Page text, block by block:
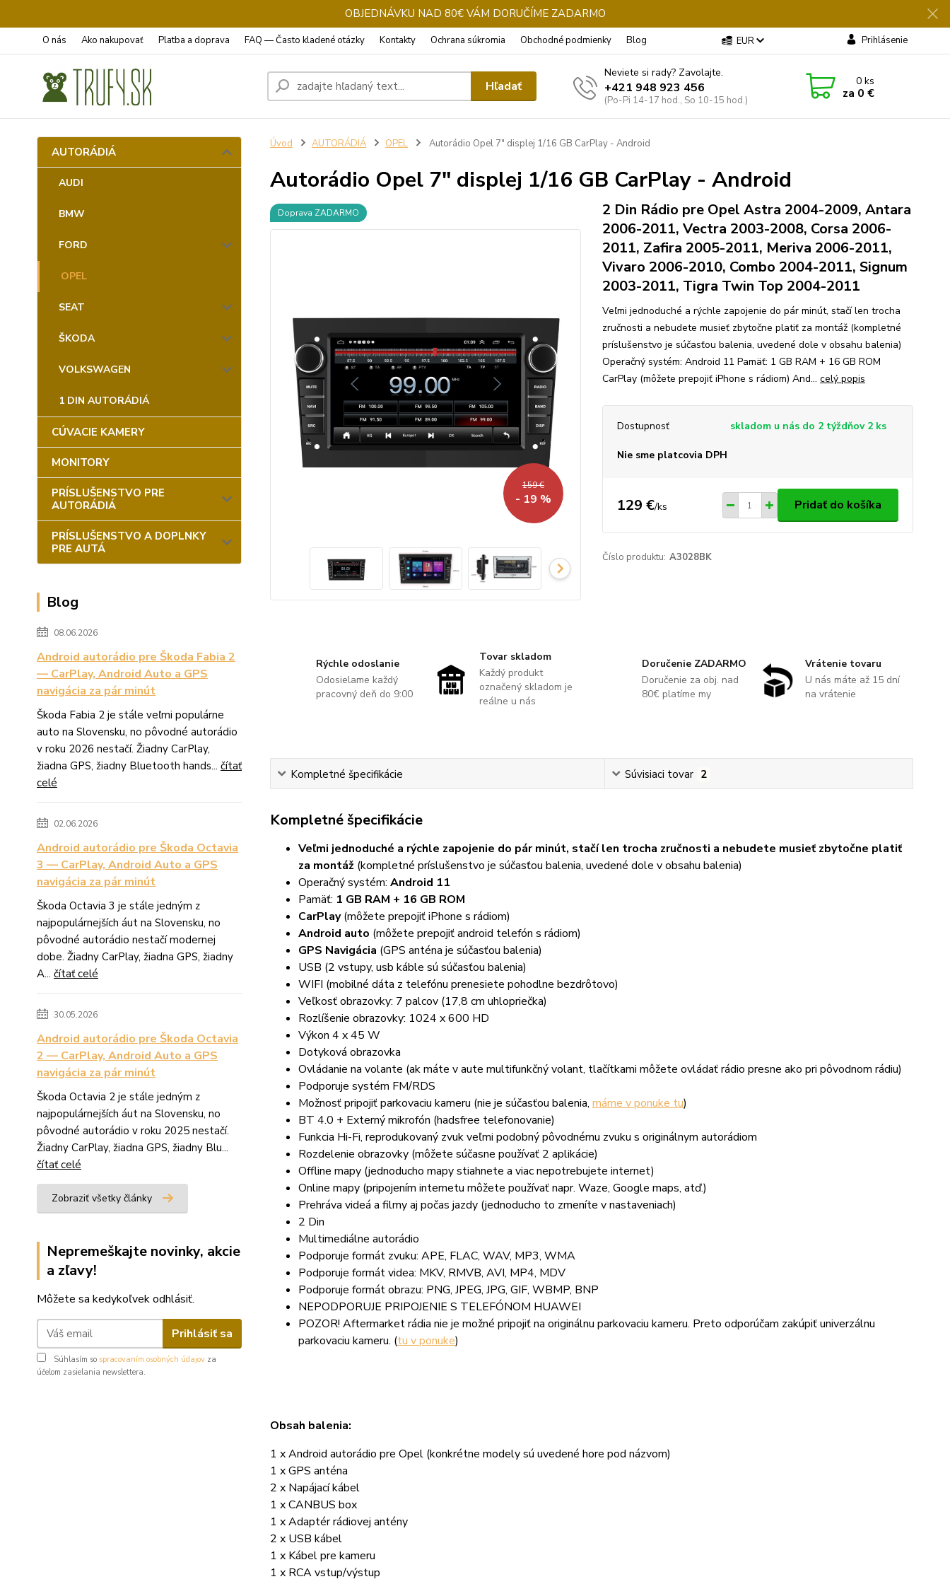
OBJEDNÁVKU NAD 80€ VÁM DORUČÍME ZADARMO
O nás Ako nakupovať Platba a doprava FAQ — Často kladené otázky Kontakty Ochrana súkromia Obchodné podmienky Blog EUR Prihlásenie
Hľadať
Neviete si rady? Zavolajte.
+421 948 923 456
(Po-Pi 14-17 hod., So 10-15 hod.)
0ks
za 0 €
AUTORÁDIÁ
AUDI
BMW
FORD
OPEL
SEAT
ŠKODA
VOLKSWAGEN
1 DIN AUTORÁDIÁ
CÚVACIE KAMERY
MONITORY
PRÍSLUŠENSTVO PRE
AUTORÁDIÁ
PRÍSLUŠENSTVO A DOPLNKY
PRE AUTÁ
Blog
08.06.2026
Android autorádio pre Škoda Fabia 2
— CarPlay, Android Auto a GPS
navigácia za pár minút
Škoda Fabia 2 je stále veľmi populárne
auto na Slovensku, no pôvodné autorádio
v roku 2026 nestačí. Žiadny CarPlay,
žiadna GPS, žiadny Bluetooth hands... čítať
celé
02.06.2026
Android autorádio pre Škoda Octavia
3 — CarPlay, Android Auto a GPS
navigácia za pár minút
Škoda Octavia 3 je stále jedným z
najpopulárnejších áut na Slovensku, no
pôvodné autorádio nestačí modernej
dobe. Žiadny CarPlay, žiadna GPS, žiadny
A... čítať celé
30.05.2026
Android autorádio pre Škoda Octavia
2 — CarPlay, Android Auto a GPS
navigácia za pár minút
Škoda Octavia 2 je stále jedným z
najpopulárnejších áut na Slovensku, no
pôvodné autorádio v roku 2025 nestačí.
Žiadny CarPlay, žiadna GPS, žiadny Blu...
čítať celé
Zobraziť všetky články
Nepremeškajte novinky, akcie
a zľavy!
Môžete sa kedykoľvek odhlásiť.
Prihlásiť sa
Súhlasím so spracovaním osobných údajov za
účelom zasielania newslettera.
Úvod AUTORÁDIÁ OPEL Autorádio Opel 7" displej 1/16 GB CarPlay - Android
Autorádio Opel 7" displej 1/16 GB CarPlay - Android
Doprava ZADARMO
159 €
- 19 %
2 Din Rádio pre Opel Astra 2004-2009, Antara
2006-2011, Vectra 2003-2008, Corsa 2006-
2011, Zafira 2005-2011, Meriva 2006-2011,
Vivaro 2006-2010, Combo 2004-2011, Signum
2003-2011, Tigra Twin Top 2004-2011
Veľmi jednoduché a rýchle zapojenie do pár minút, stačí len trocha
zručnosti a nebudete musieť zbytočne platiť za montáž (kompletné
príslušenstvo je súčasťou balenia, uvedené dole v obsahu balenia)
Operačný systém: Android 11 Pamäť: 1 GB RAM + 16 GB ROM
CarPlay (môžete prepojiť iPhone s rádiom) And... celý popis
Dostupnosť skladom u nás do 2 týždňov 2 ks
Nie sme platcovia DPH
129 €/ks Pridať do košíka
Číslo produktu: A3028BK
Rýchle odoslanie
Odosielame každý
pracovný deň do 9:00
Tovar skladom
Každý produkt
označený skladom je
reálne u nás
Doručenie ZADARMO
Doručenie za obj. nad
80€ platíme my
Vrátenie tovaru
U nás máte až 15 dní
na vrátenie
Kompletné špecifikácie Súvisiaci tovar 2
Kompletné špecifikácie
Veľmi jednoduché a rýchle zapojenie do pár minút, stačí len trocha zručnosti a nebudete musieť zbytočne platiť
za montáž(kompletné príslušenstvo je súčasťou balenia, uvedené dole v obsahu balenia)
Operačný systém: Android 11
Pamäť: 1 GB RAM + 16 GB ROM
CarPlay(môžete prepojiť iPhone s rádiom)
Android auto (môžete prepojiť android telefón s rádiom)
GPS Navigácia (GPS anténa je súčasťou balenia)
USB (2 vstupy, usb káble sú súčasťou balenia)
WIFI (mobilné dáta z telefónu prenesiete pohodlne bezdrôtovo)
Veľkosť obrazovky: 7 palcov (17,8 cm uhlopriečka)
Rozlíšenie obrazovky: 1024 x 600 HD
Výkon 4 x 45 W
Dotyková obrazovka
Ovládanie na volante (ak máte v aute multifunkčný volant, tlačítkami môžete ovládať rádio presne ako pri pôvodnom rádiu)
Podporuje systém FM/RDS
Možnosť pripojiť parkovaciu kameru (nie je súčasťou balenia, máme v ponuke tu)
BT 4.0 + Externý mikrofón (hadsfree telefonovanie)
Funkcia Hi-Fi, reprodukovaný zvuk veľmi podobný pôvodnému zvuku s originálnym autorádiom
Rozdelenie obrazovky (môžete súčasne používať 2 aplikácie)
Offline mapy (jednoducho mapy stiahnete a viac nepotrebujete internet)
Online mapy (pripojením internetu môžete používať napr. Waze, Google maps, atď.)
Prehráva videá a filmy aj počas jazdy (jednoducho to zmeníte v nastaveniach)
2 Din
Multimediálne autorádio
Podporuje formát zvuku: APE, FLAC, WAV, MP3, WMA
Podporuje formát videa: MKV, RMVB, AVI, MP4, MDV
Podporuje formát obrazu: PNG, JPEG, JPG, GIF, WBMP, BNP
NEPODPORUJE PRIPOJENIE S TELEFÓNOM HUAWEI
POZOR! Aftermarket rádia nie je možné pripojiť na originálnu parkovaciu kameru. Preto odporúčam zakúpiť univerzálnu
parkovaciu kameru. (tu v ponuke)
Obsah balenia:
1 x Android autorádio pre Opel (konkrétne modely sú uvedené hore pod názvom)
1 x GPS anténa
2 x Napájací kábel
1 x CANBUS box
1 x Adaptér rádiovej antény
2 x USB kábel
1 x Kábel pre kameru
1 x RCA vstup/výstup